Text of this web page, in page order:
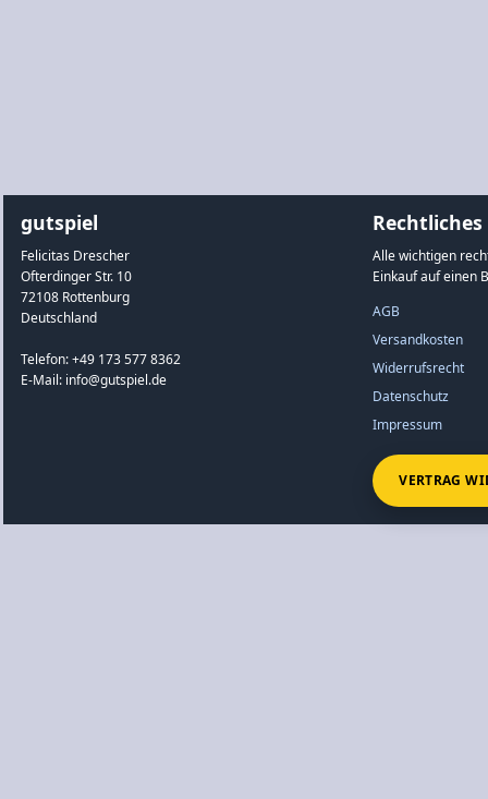
gutspiel
Felicitas Drescher
Ofterdinger Str. 10
72108 Rottenburg
Deutschland
Telefon: +49 173 577 8362
E-Mail: info@gutspiel.de
Rechtliches
Alle wichtigen
Einkauf auf einen
AGB
Versandkosten
Widerrufsrecht
Datenschutz
Impressum
VERTRAG